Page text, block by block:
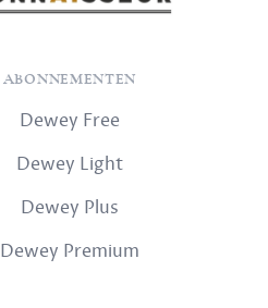
ABONNEMENTEN
Dewey Free
Dewey Light
Dewey Plus
Dewey Premium